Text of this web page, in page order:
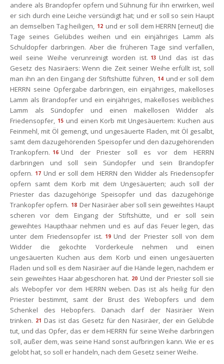
andere als Brandopfer opfern und Sühnung für ihn erwirken, weil
er sich durch eine Leiche versündigt hat; und er soll so sein Haupt
an demselben Tag heiligen, 12 und er soll dem HERRN [erneut] die
Tage seines Gelübdes weihen und ein einjähriges Lamm als
Schuldopfer darbringen. Aber die früheren Tage sind verfallen,
weil seine Weihe verunreinigt worden ist. 13 Und das ist das
Gesetz des Nasiräers: Wenn die Zeit seiner Weihe erfüllt ist, soll
man ihn an den Eingang der Stiftshütte führen, 14 und er soll dem
HERRN seine Opfergabe darbringen, ein einjähriges, makelloses
Lamm als Brandopfer und ein einjähriges, makelloses weibliches
Lamm als Sündopfer und einen makellosen Widder als
Friedensopfer, 15 und einen Korb mit Ungesäuertem: Kuchen aus
Feinmehl, mit Öl gemengt, und ungesäuerte Fladen, mit Öl gesalbt,
amt dem dazugehörenden Speisopfer und den dazugehörenden
Trankopfern. 16 Und der Priester soll es vor dem HERRN
darbringen und soll sein Sündopfer und sein Brandopfer
opfern. 17 Und er soll dem HERRN den Widder als Friedensopfer
opfern samt dem Korb mit dem Ungesäuerten; auch soll der
Priester das dazugehörige Speisopfer und das dazugehörige
Trankopfer opfern. 18 Der Nasiräer aber soll sein geweihtes Haupt
cheren vor dem Eingang der Stiftshütte, und er soll sein
geweihtes Haupthaar nehmen und es auf das Feuer legen, das
unter dem Friedensopfer ist. 19 Und der Priester soll von dem
Widder die gekochte Vorderkeule nehmen und einen
ungesäuerten Kuchen aus dem Korb und einen ungesäuerten
Fladen und soll es dem Nasiräer auf die Hände legen, nachdem er
ein geweihtes Haar abgeschoren hat. 20 Und der Priester soll sie
als Webopfer vor dem HERRN weben. Das ist als heilig für den
Priester bestimmt, samt der Brust des Webopfers und dem
Schenkel des Hebopfers. Danach darf der Nasiräer Wein
trinken. 21 Das ist das Gesetz für den Nasiräer, der ein Gelübde
tut, und das Opfer, das er dem HERRN für seine Weihe darbringen
oll, außer dem, was seine Hand sonst aufbringen kann. Wie er es
gelobt hat, so soll er handeln, nach dem Gesetz seiner Weihe.